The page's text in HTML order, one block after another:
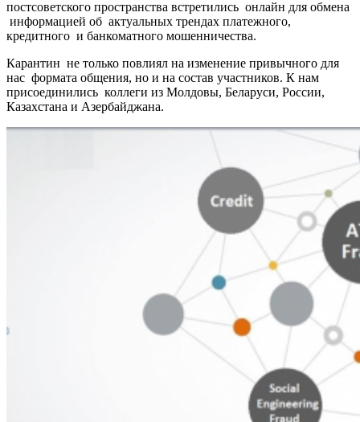
постсоветского пространства встретились онлайн для обмена
информацией об актуальных трендах платежного,
кредитного и банкоматного мошенничества.
Карантин не только повлиял на изменение привычного для
нас формата общения, но и на состав участников. К нам
присоединились коллеги из Молдовы, Беларуси, России,
Казахстана и Азербайджана.